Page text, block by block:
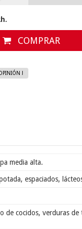
COMPRAR
!
media alta.
espaciados,
de cocidos, verduras